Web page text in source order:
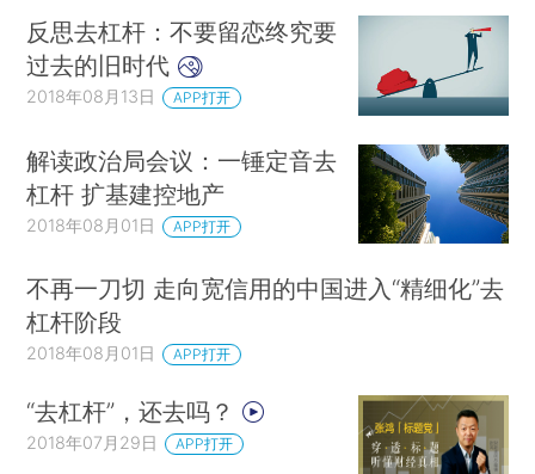
反思去杠杆：不要留恋终究要
过去的旧时代
2018年08月13日 APP打开
解读政治局会议：一锤定音去
杠杆 扩基建控地产
2018年08月01日 APP打开
不再一刀切 走向宽信用的中国进入“精细化”去
杠杆阶段
2018年08月01日 APP打开
“去杠杆”，还去吗？
2018年07月29日 APP打开